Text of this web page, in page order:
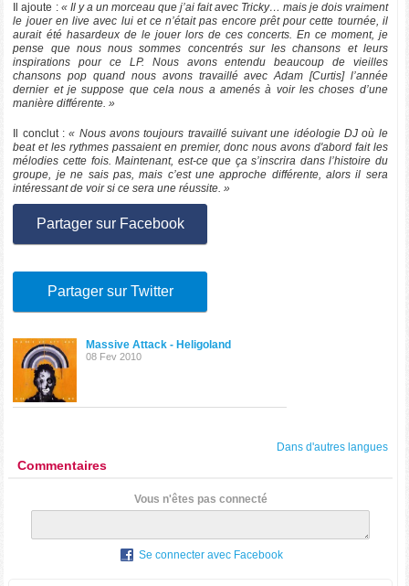
Il ajoute : « Il y a un morceau que j’ai fait avec Tricky… mais je dois vraiment
le jouer en live avec lui et ce n’était pas encore prêt pour cette tournée, il
aurait été hasardeux de le jouer lors de ces concerts. En ce moment, je
pense que nous nous sommes concentrés sur les chansons et leurs
inspirations pour ce LP. Nous avons entendu beaucoup de vieilles
chansons pop quand nous avons travaillé avec Adam [Curtis] l’année
dernier et je suppose que cela nous a amenés à voir les choses d’une
manière différente. »
Il conclut :« Nous avons toujours travaillé suivant une idéologie DJ où le
beat et les rythmes passaient en premier, donc nous avons d'abord fait les
mélodies cette fois. Maintenant, est-ce que ça s’inscrira dans l’histoire du
groupe, je ne sais pas, mais c’est une approche différente, alors il sera
intéressant de voir si ce sera une réussite. »
Partager sur Facebook
Partager sur Twitter
Massive Attack - Heligoland
08 Fev 2010
Dans d'autres langues
Commentaires
Vous n'êtes pas connecté
Se connecter avec Facebook